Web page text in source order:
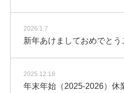
2026.1.7
新年あけましておめでとう
2025.12.18
年末年始（2025-2026）休